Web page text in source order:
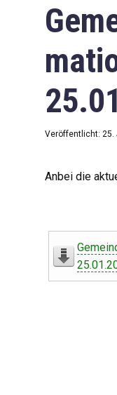
Veröffentlicht: 25.
Anbei die